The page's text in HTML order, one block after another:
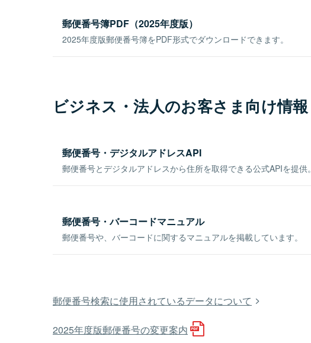
郵便番号簿PDF（2025年度版）
2025年度版郵便番号簿をPDF形式でダウンロードできます。
ビジネス・法人のお客さま向け情報
郵便番号・デジタルアドレスAPI
郵便番号とデジタルアドレスから住所を取得できる公式APIを提供。
郵便番号・バーコードマニュアル
郵便番号や、バーコードに関するマニュアルを掲載しています。
郵便番号検索に使用されているデータについて
2025年度版郵便番号の変更案内